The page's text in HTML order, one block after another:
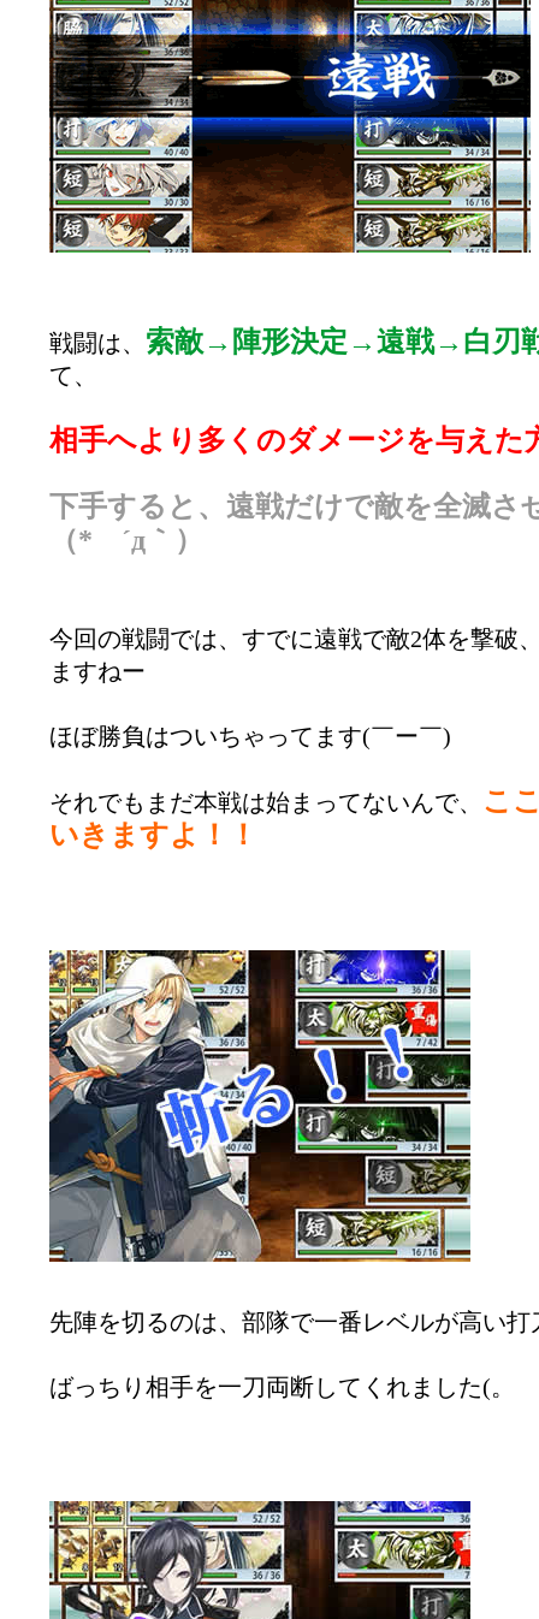
戦闘は、 索敵→陣形決定→遠戦→白刃
て、
相手へより多くのダメージを与えた
下手すると、遠戦だけで敵を全滅さ
（* ´д｀）
今回の戦闘では、すでに遠戦で敵2体を撃破
ますねー
ほぼ勝負はついちゃってます(￣ー￣)
それでもまだ本戦は始まってないんで、 こ
いきますよ！！
先陣を切るのは、部隊で一番レベルが高い打
ばっちり相手を一刀両断してくれました(。